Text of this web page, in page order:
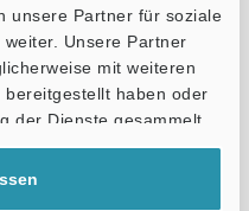
unsere Partner für soziale
Unsere Partner
mit weiteren
haben oder
der Dienste gesammelt